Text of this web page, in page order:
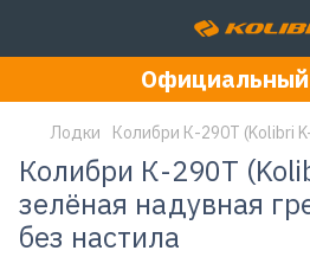
Лодки Колибри К-290Т (Kolibri
Колибри К-290Т
зелёная надувная
без настила